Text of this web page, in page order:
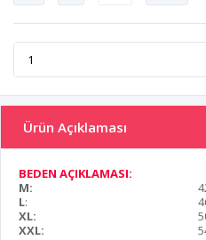
Ürün Açıklaması
BEDEN AÇIKLAMASI:
M:
L:
XL:
XXL: